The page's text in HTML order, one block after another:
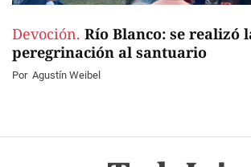
Devoción. Río Blanco: se realizó
peregrinación al santuario
Por Agustín Weibel